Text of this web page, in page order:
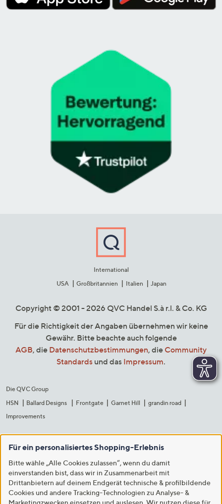
International
USA
Großbritannien Italien Japan
Copyright © 2001 - 2026 QVC Handel S.à r.l. & Co. KG
Für die Richtigkeit der Angaben übernehmen wir keine
Gewähr. Bitte beachte auch folgende
AGB, die Datenschutzbestimmungen, die Community
Standards und das Impressum.
Die QVC Group
HSN
Ballard Designs Frontgate Garnet Hill
grandin road
Improvements
Für ein personalisiertes Shopping-Erlebnis
Bitte wähle „Alle Cookies zulassen“, wenn du damit
einverstanden bist, dass wir in Zusammenarbeit mit
Drittanbietern auf deinem Endgerät technische & profilbildende
Cookies und andere Tracking-Technologien zu Analyse- &
Marketingzwecken einsetzen und auslesen. Wir nutzen diese für